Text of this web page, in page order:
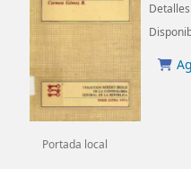
Portada local